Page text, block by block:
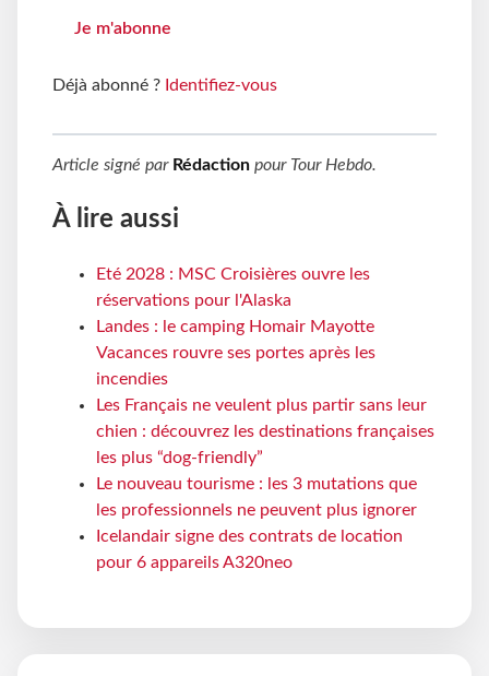
Je m'abonne
Déjà abonné ? Identifiez-vous
Article signé par Rédaction pour Tour Hebdo.
À lire aussi
Eté 2028 : MSC Croisières ouvre les
réservations pour l'Alaska
Landes : le camping Homair Mayotte
Vacances rouvre ses portes après les
incendies
Les Français ne veulent plus partir sans leur
chien : découvrez les destinations françaises
les plus “dog-friendly”
Le nouveau tourisme : les 3 mutations que
les professionnels ne peuvent plus ignorer
Icelandair signe des contrats de location
pour 6 appareils A320neo